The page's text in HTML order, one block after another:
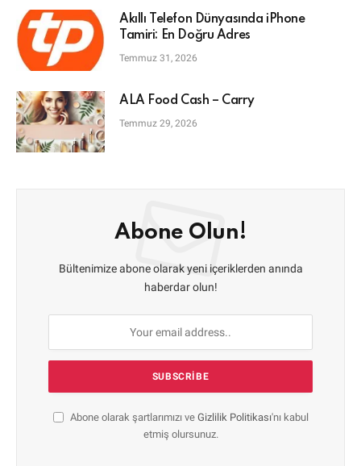
Akıllı Telefon Dünyasında iPhone
Tamiri: En Doğru Adres
Temmuz 31, 2026
ALA Food Cash – Carry
Temmuz 29, 2026
Abone Olun!
Bültenimize abone olarak yeni içeriklerden anında
haberdar olun!
Abone olarak şartlarımızı ve Gizlilik Politikası'nı kabul
etmiş olursunuz.